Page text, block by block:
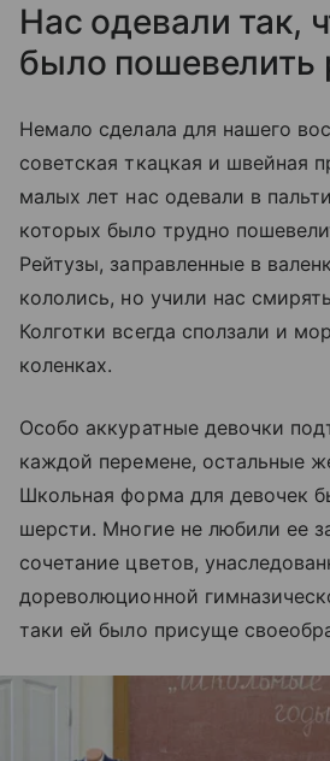
Нас одевали так,
было пошевелить
Немало сделала для нашего
советская ткацкая и швейная
малых лет нас одевали в
которых было трудно
Рейтузы, заправленные в
кололись, но учили нас
Колготки всегда сползали и
коленках.
Особо аккуратные девочки
каждой перемене, остальные
Школьная форма для девочек
шерсти. Многие не любили ее
сочетание цветов,
дореволюционной
таки ей было присуще